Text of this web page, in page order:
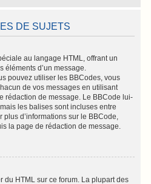
DE SUJETS
au langage HTML, offrant un
éléments d’un message.
pouvez utiliser les BBCodes, vous
de vos messages en utilisant
rédaction de message. Le BBCode lui-
les balises sont incluses entre
plus d’informations sur le BBCode,
la page de rédaction de message.
du HTML sur ce forum. La plupart des